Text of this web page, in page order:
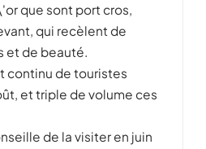
que sont port cros,
qui recèlent de
et de beauté.
continu de touristes
et triple de volume ces
de la visiter en juin